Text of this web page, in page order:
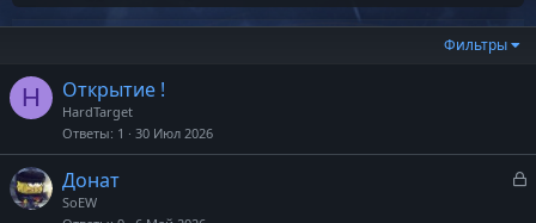
Фильтры
H Открытие !
HardTarget
Ответы 1 30 Июл 2026
З
Донат
SoEW